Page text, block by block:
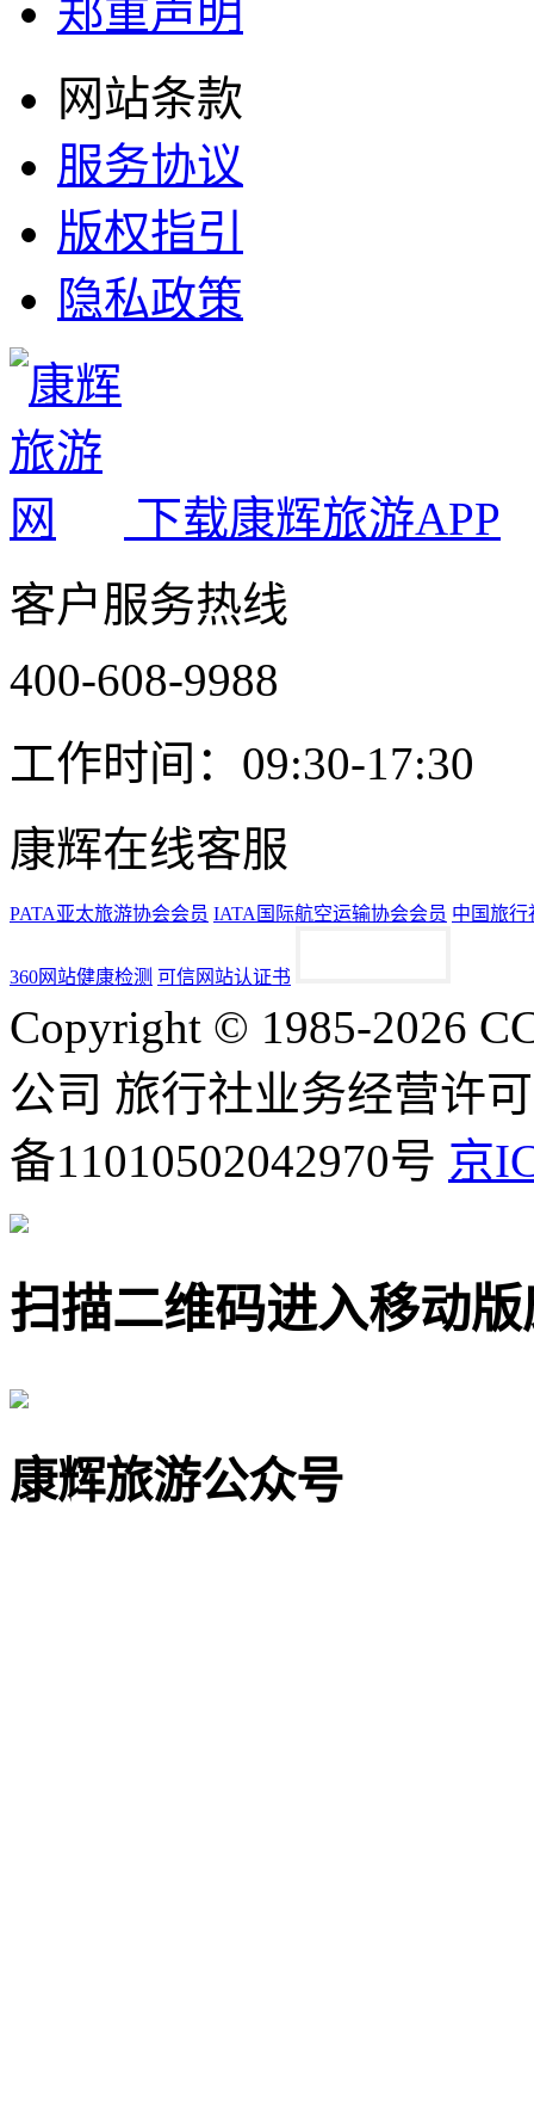
郑重声明
网站条款
服务协议
版权指引
隐私政策
下载康辉旅游APP
客户服务热线
400-608-9988
工作时间：09:30-17:30
康辉在线客服
PATA亚太旅游协会会员 IATA国际航空运输协会会员 中国旅行
360网站健康检测 可信网站认证书
Copyright © 1985-2026
公司 旅行社业务经营许
备11010502042970号 京
扫描二维码进入移动
康辉旅游公众号